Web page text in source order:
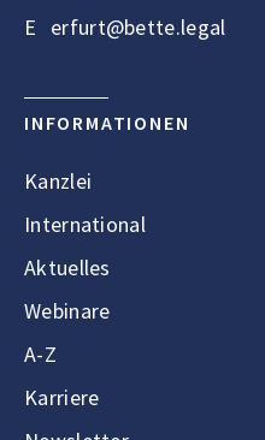
E erfurt@bette.legal
INFORMATIONEN
Kanzlei
International
Aktuelles
Webinare
A-Z
Karriere